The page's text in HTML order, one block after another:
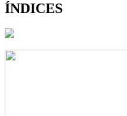
ÍNDICES